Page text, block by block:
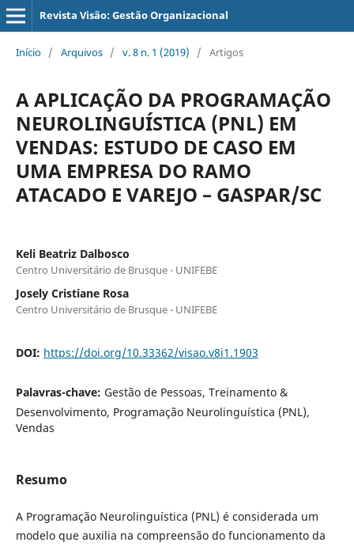
Revista Visão: Gestão Organizacional
Início / Arquivos / v. 8 n. 1 (2019) / Artigos
A APLICAÇÃO DA PROGRAMAÇÃO
NEUROLINGUÍSTICA (PNL) EM
VENDAS: ESTUDO DE CASO EM
UMA EMPRESA DO RAMO
ATACADO E VAREJO – GASPAR/SC
Keli Beatriz Dalbosco
Centro Universitário de Brusque - UNIFEBE
Josely Cristiane Rosa
Centro Universitário de Brusque - UNIFEBE
DOI: https://doi.org/10.33362/visao.v8i1.1903
Palavras-chave: Gestão de Pessoas, Treinamento &
Desenvolvimento, Programação Neurolinguística (PNL),
Vendas
Resumo
A Programação Neurolinguística (PNL) é considerada um
modelo que auxilia na compreensão do funcionamento da